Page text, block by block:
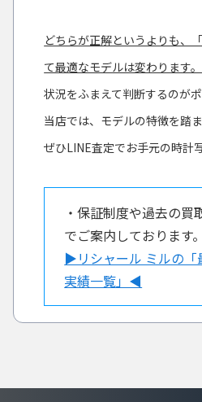
どちらが正解というよりも、
て最適なモデルは変わります。
状況をふまえて判断するのがポ
当店では、モデルの特徴を踏
ぜひLINE査定でお手元の時計
・保証制度や過去の買
でご案内しております。
▶︎リシャール ミルの「
実績一覧」◀︎